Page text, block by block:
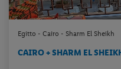
Egitto - Cairo - Sharm El Sheikh
CAIRO + SHARM EL